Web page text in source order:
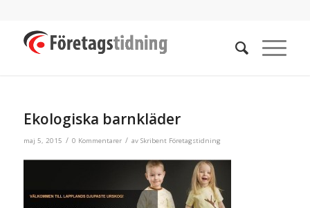
Ekologiska barnkläder
maj 5, 2015 / 0 Kommentarer / av Skribent Företagstidning